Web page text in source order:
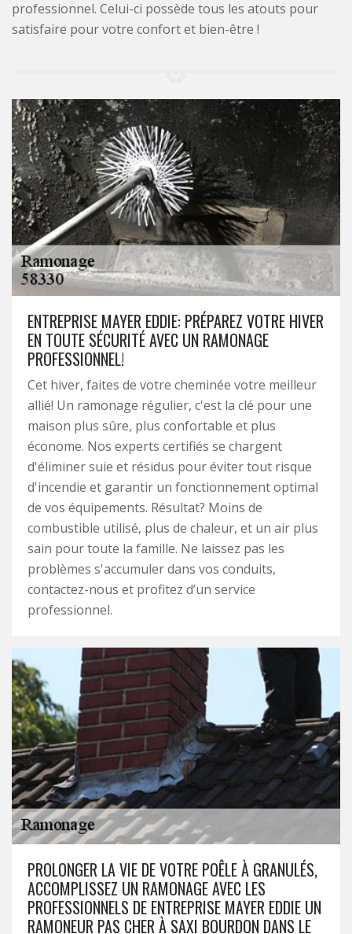
professionnel. Celui-ci possède tous les atouts pour
satisfaire pour votre confort et bien-être !
ENTREPRISE MAYER EDDIE: PRÉPAREZ VOTRE HIVER
EN TOUTE SÉCURITÉ AVEC UN RAMONAGE
PROFESSIONNEL!
Cet hiver, faites de votre cheminée votre meilleur
allié! Un ramonage régulier, c'est la clé pour une
maison plus sûre, plus confortable et plus
économe. Nos experts certifiés se chargent
d'éliminer suie et résidus pour éviter tout risque
d'incendie et garantir un fonctionnement optimal
de vos équipements. Résultat? Moins de
combustible utilisé, plus de chaleur, et un air plus
sain pour toute la famille. Ne laissez pas les
problèmes s'accumuler dans vos conduits,
contactez-nous et profitez d’un service
professionnel.
PROLONGER LA VIE DE VOTRE POÊLE À GRANULÉS,
ACCOMPLISSEZ UN RAMONAGE AVEC LES
PROFESSIONNELS DE ENTREPRISE MAYER EDDIE UN
RAMONEUR PAS CHER À SAXI BOURDON DANS LE